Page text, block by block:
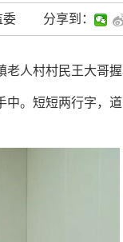
委 分享到：
人村村民王大哥握
。短短两行字，